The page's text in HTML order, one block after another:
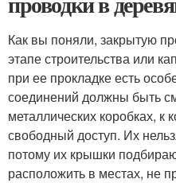
Как вы поняли, закрытую
этапе строительства или
при ее прокладке есть
соединений должны быть
металлических коробках,
свободный доступ. Их
потому их крышки
расположить в местах, не